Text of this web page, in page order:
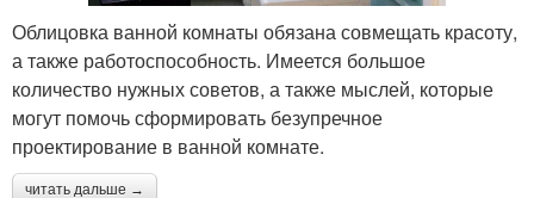
Облицовка ванной комнаты обязана совмещать красоту,
а также работоспособность. Имеется большое
количество нужных советов, а также мыслей, которые
могут помочь сформировать безупречное
проектирование в ванной комнате.
читать дальше →